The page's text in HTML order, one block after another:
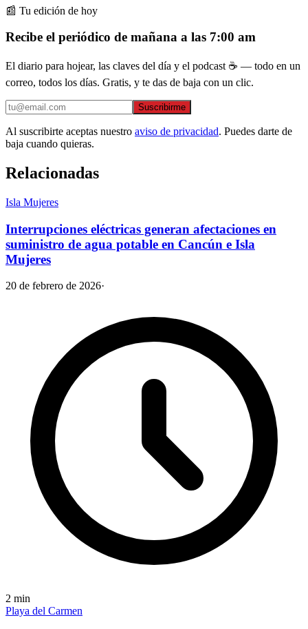
📰 Tu edición de hoy
Recibe el periódico de mañana a las 7:00 am
El diario para hojear, las claves del día y el podcast ☕ — todo en un
correo, todos los días. Gratis, y te das de baja con un clic.
Suscribirme
Al suscribirte aceptas nuestro aviso de privacidad. Puedes darte de
baja cuando quieras.
Relacionadas
Isla Mujeres
Interrupciones eléctricas generan afectaciones en
suministro de agua potable en Cancún e Isla
Mujeres
20 de febrero de 2026·
2 min
Playa del Carmen